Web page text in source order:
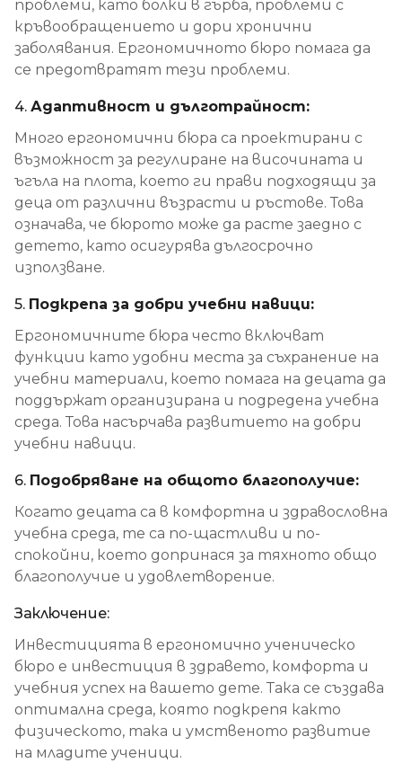
проблеми, като болки в гърба, проблеми с
кръвообращението и дори хронични
заболявания. Ергономичното бюро помага да
се предотвратят тези проблеми.
4. Адаптивност и дълготрайност:
Много ергономични бюра са проектирани с
възможност за регулиране на височината и
ъгъла на плота, което ги прави подходящи за
деца от различни възрасти и ръстове. Това
означава, че бюрото може да расте заедно с
детето, като осигурява дългосрочно
използване.
5. Подкрепа за добри учебни навици:
Ергономичните бюра често включват
функции като удобни места за съхранение на
учебни материали, което помага на децата да
поддържат организирана и подредена учебна
среда. Това насърчава развитието на добри
учебни навици.
6. Подобряване на общото благополучие:
Когато децата са в комфортна и здравословна
учебна среда, те са по-щастливи и по-
спокойни, което допринася за тяхното общо
благополучие и удовлетворение.
Заключение:
Инвестицията в ергономично ученическо
бюро е инвестиция в здравето, комфорта и
учебния успех на вашето дете. Така се създава
оптимална среда, която подкрепя както
физическото, така и умственото развитие
на младите ученици.